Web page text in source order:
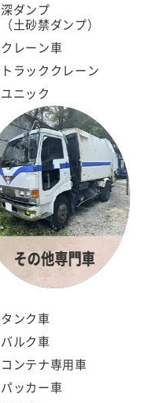
深ダンプ
（土砂禁ダンプ）
クレーン車
トラッククレーン
ユニック
タンク車
バルク車
コンテナ専用車
パッカー車